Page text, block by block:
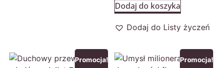
Dodaj do koszyka
Dodaj do Listy życzeń
Promocja! Promocja!